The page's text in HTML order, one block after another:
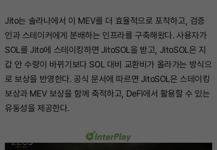
Jito는 솔라나에서 이 MEV를 더 효율적으로 포착하고, 검증
인과 스테이커에게 분배하는 인프라를 구축해왔다. 사용자가
SOL를 Jito에 스테이킹하면 JitoSOL을 받고, JitoSOL은 지
갑 안 수량이 바뀌기보다 SOL 대비 교환비가 올라가는 방식으
로 보상을 반영한다. 공식 문서에 따르면 JitoSOL은 스테이킹
보상과 MEV 보상을 함께 축적하고, DeFi에서 활용할 수 있는
유동성을 제공한다.